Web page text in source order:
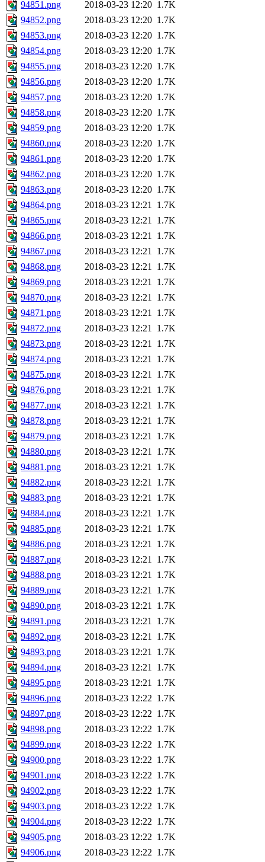
94851.png 2018-03-23 12:20 1.7K
94852.png
2018-03-23 12:20 1.7K
94853.png
2018-03-23 12:20 1.7K
94854.png
2018-03-23 12:20 1.7K
94855.png
2018-03-23 12:20 1.7K
94856.png
2018-03-23 12:20 1.7K
94857.png
2018-03-23 12:20 1.7K
94858.png
2018-03-23 12:20 1.7K
94859.png
2018-03-23 12:20 1.7K
94860.png
2018-03-23 12:20 1.7K
94861.png
2018-03-23 12:20 1.7K
94862.png
2018-03-23 12:20 1.7K
94863.png
2018-03-23 12:20 1.7K
94864.png
2018-03-23 12:21 1.7K
94865.png
2018-03-23 12:21 1.7K
94866.png
2018-03-23 12:21 1.7K
94867.png
2018-03-23 12:21 1.7K
94868.png
2018-03-23 12:21 1.7K
94869.png
2018-03-23 12:21 1.7K
94870.png
2018-03-23 12:21 1.7K
94871.png
2018-03-23 12:21 1.7K
94872.png
2018-03-23 12:21 1.7K
94873.png
2018-03-23 12:21 1.7K
94874.png
2018-03-23 12:21 1.7K
94875.png
2018-03-23 12:21 1.7K
94876.png
2018-03-23 12:21 1.7K
94877.png
2018-03-23 12:21 1.7K
94878.png
2018-03-23 12:21 1.7K
94879.png
2018-03-23 12:21 1.7K
94880.png
2018-03-23 12:21 1.7K
94881.png
2018-03-23 12:21 1.7K
94882.png
2018-03-23 12:21 1.7K
94883.png
2018-03-23 12:21 1.7K
94884.png
2018-03-23 12:21 1.7K
94885.png
2018-03-23 12:21 1.7K
94886.png
2018-03-23 12:21 1.7K
94887.png
2018-03-23 12:21 1.7K
94888.png
2018-03-23 12:21 1.7K
94889.png
2018-03-23 12:21 1.7K
94890.png
2018-03-23 12:21 1.7K
94891.png
2018-03-23 12:21 1.7K
94892.png
2018-03-23 12:21 1.7K
94893.png
2018-03-23 12:21 1.7K
94894.png
2018-03-23 12:21 1.7K
94895.png
2018-03-23 12:21 1.7K
94896.png
2018-03-23 12:22 1.7K
94897.png
2018-03-23 12:22 1.7K
94898.png
2018-03-23 12:22 1.7K
94899.png
2018-03-23 12:22 1.7K
94900.png
2018-03-23 12:22 1.7K
94901.png
2018-03-23 12:22 1.7K
94902.png
2018-03-23 12:22 1.7K
94903.png
2018-03-23 12:22 1.7K
94904.png
2018-03-23 12:22 1.7K
94905.png
2018-03-23 12:22 1.7K
94906.png
2018-03-23 12:22 1.7K